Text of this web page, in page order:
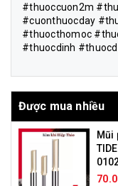
#thuoccuon2m
#cuonthuocday
#thuocthomoc
#thuocdinh
Được mua nhiều
Mũi